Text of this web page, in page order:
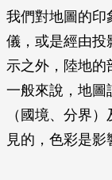
我們對地圖的印
儀，或是經由投
示之外，陸地的
一般來說，地圖
（國境、分界
見的，色彩是影